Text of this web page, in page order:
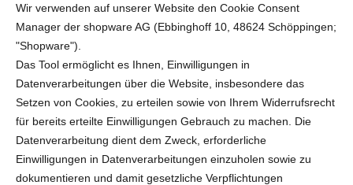
Wir verwenden auf unserer Website den Cookie Consent
Manager der shopware AG (Ebbinghoff 10, 48624 Schöppingen;
"Shopware").
Das Tool ermöglicht es Ihnen, Einwilligungen in
Datenverarbeitungen über die Website, insbesondere das
Setzen von Cookies, zu erteilen sowie von Ihrem Widerrufsrecht
für bereits erteilte Einwilligungen Gebrauch zu machen. Die
Datenverarbeitung dient dem Zweck, erforderliche
Einwilligungen in Datenverarbeitungen einzuholen sowie zu
dokumentieren und damit gesetzliche Verpflichtungen